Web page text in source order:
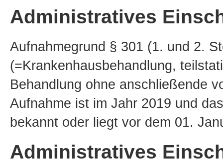
Administratives
Aufnahmegrund § 301 (1. und 2.
(=Krankenhausbehandlung,
Behandlung ohne anschließende
Aufnahme ist im Jahr 2019 und
bekannt oder liegt vor dem 01.
Administratives